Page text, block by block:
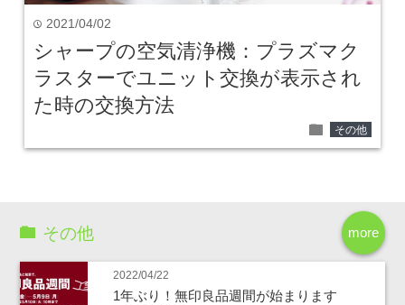
time 2021/04/02
シャープの空気清浄機：プラズマク
ラスターでユニット交換が表示され
た時の交換方法
folder その他
more
その他
2022/04/22
1年ぶり！無印良品週間が始まります